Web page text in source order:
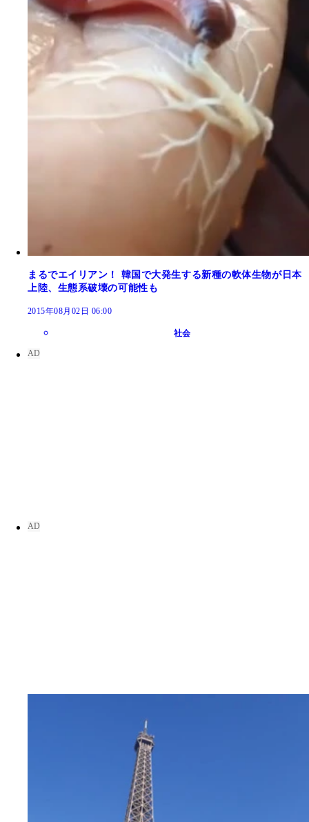
まるでエイリアン！ 韓国で大発生する新種の軟体生物が日本
上陸、生態系破壊の可能性も
2015年08月02日 06:00
社会